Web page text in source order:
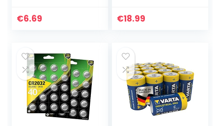
n
€6.69
Flexibel En
€18.99